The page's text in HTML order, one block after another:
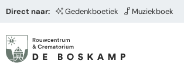
Direct naar: Gedenkboetiek Muziekboek